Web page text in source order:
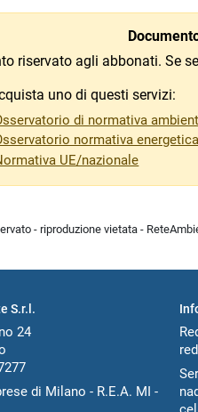
riservato agli abbonati. Se
uno di questi servizi:
di normativa
normativa
UE/nazionale
- riproduzione vietata -
S.r.l.
24
di Milano - R.E.A. MI -